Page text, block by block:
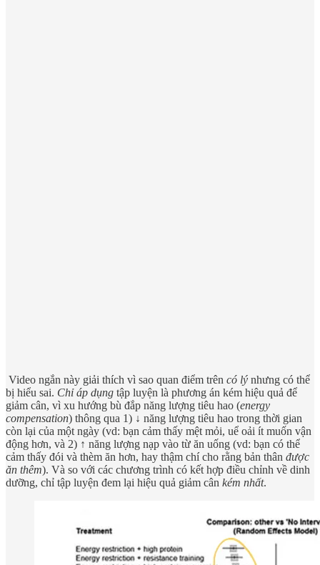
Video ngắn này giải thích vì sao quan điểm trên có lý nhưng có thể
bị hiểu sai. Chỉ áp dụng tập luyện là phương án kém hiệu quả để
giảm cân, vì xu hướng bù đắp năng lượng tiêu hao (energy
compensation) thông qua 1) ↓ năng lượng tiêu hao trong thời gian
còn lại của một ngày (vd: bạn cảm thấy mệt mỏi, uể oải ít muốn vận
động hơn, và 2) ↑ năng lượng nạp vào từ ăn uống (vd: bạn có thể
cảm thấy đói và thèm ăn hơn, hay thậm chí cho rằng bản thân được
ăn thêm). Và so với các chương trình có kết hợp điều chỉnh về dinh
dưỡng, chỉ tập luyện đem lại hiệu quả giảm cân kém nhất.